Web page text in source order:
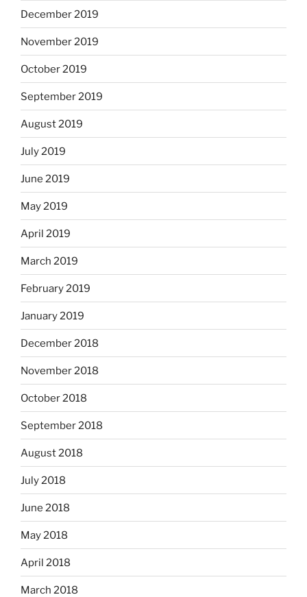
December 2019
November 2019
October 2019
September 2019
August 2019
July 2019
June 2019
May 2019
April 2019
March 2019
February 2019
January 2019
December 2018
November 2018
October 2018
September 2018
August 2018
July 2018
June 2018
May 2018
April 2018
March 2018